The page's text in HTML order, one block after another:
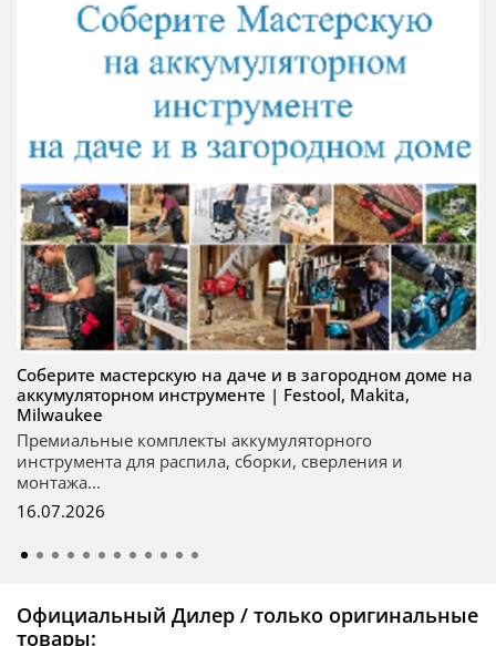
Соберите мастерскую на даче и в загородном доме на
аккумуляторном инструменте | Festool, Makita,
Milwaukee
Премиальные комплекты аккумуляторного
инструмента для распила, сборки, сверления и
монтажа...
16.07.2026
Официальный Дилер / только оригинальные
товары: